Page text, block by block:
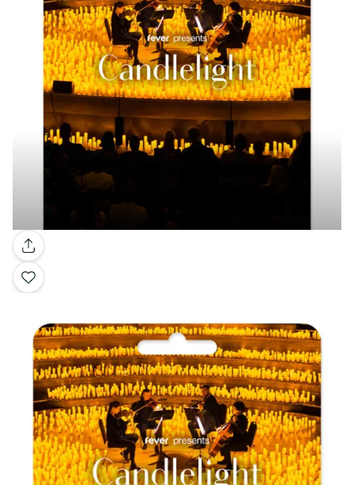
Galería